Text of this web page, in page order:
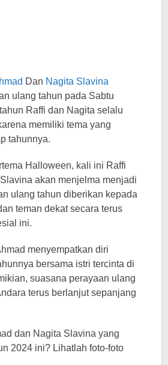
Dan Nagita Slavina
ulang tahun pada Sabtu
Raffi dan Nagita selalu
memiliki tema yang
tahunnya.
Halloween, kali ini Raffi
akan menjelma menjadi
ulang tahun diberikan kepada
teman dekat secara terus
ini.
menyempatkan diri
bersama istri tercinta di
suasana perayaan ulang
terus berlanjut sepanjang
dan Nagita Slavina yang
2024 ini? Lihatlah foto-foto